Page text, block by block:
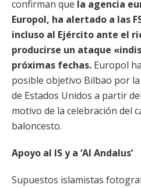
confirman que la agencia
Europol, ha alertado a las
incluso al Ejército ante el
producirse un ataque
próximas fechas. Europol
posible objetivo Bilbao por
de Estados Unidos a partir
motivo de la celebración del
baloncesto.
Apoyo al IS y a ‘Al Andalus’
Supuestos islamistas